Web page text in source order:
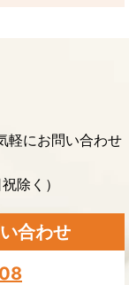
軽にお問い合わせ
除く）
合わせ